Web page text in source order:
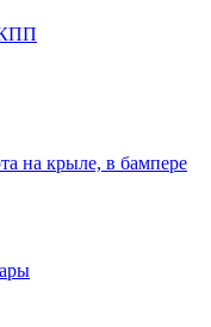
КПП
на крыле, в бампере